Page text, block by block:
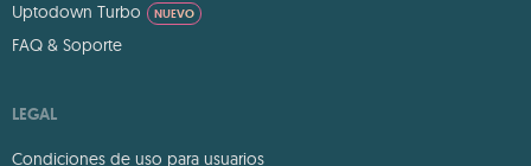
Uptodown Turbo
NUEVO
FAQ & Soporte
LEGAL
Condiciones de uso para usuarios